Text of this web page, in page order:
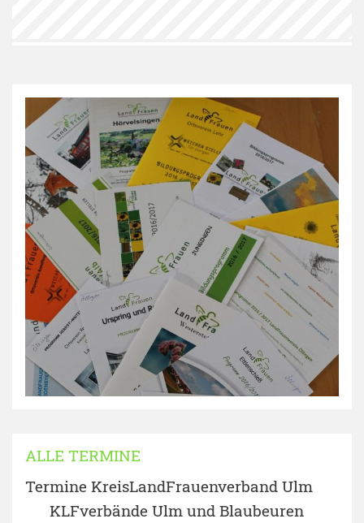
ALLE TERMINE
Termine KreisLandFrauenverband Ulm
KLFverbände Ulm und Blaubeuren